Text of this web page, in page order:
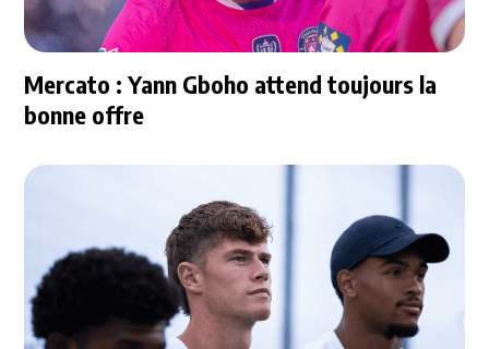
Mercato : Yann Gboho attend toujours la
bonne offre